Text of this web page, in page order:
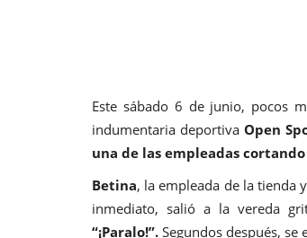
Este sábado 6 de junio, pocos
indumentaria deportivaOpen
una de las empleadas
Betina, la empleada de la tienda
inmediato, salió a la vereda
“¡Paralo!”. Segundos después, se